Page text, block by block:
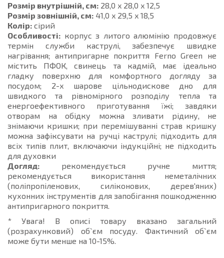
Розмір внутрішній, см: 28,0 x 28,0 x 12,5
Розмір зовнішній, см: 41,0 x 29,5 x 18,5
Колір: сірий
Особливості: корпус з литого алюмінію продовжує
термін служби каструлі, забезпечує швидке
нагрівання; антипригарне покриття Ferno Green не
містить ПФОК, свинець та кадмій, має ідеально
гладку поверхню для комфортного догляду за
посудом; 2-х шарове цільнодискове дно для
швидкого та рівномірного розподілу тепла та
енергоефективного приготування їжі; завдяки
отворам на обідку можна зливати рідину, не
знімаючи кришки; при перемішуванні страв кришку
можна зафіксувати на ручці каструлі; підходить для
всіх типів плит, включаючи індукційні; не підходить
для духовки
Догляд: рекомендується ручне миття;
рекомендується використання неметалічних
(поліпропіленових, силіконових, дерев'яних)
кухонних інструментів для запобігання пошкодженню
антипригарного покриття.
* Увага! В описі товару вказано загальний
(розрахунковий) об`єм посуду. Фактичний об`єм
може бути менше на 10-15%.